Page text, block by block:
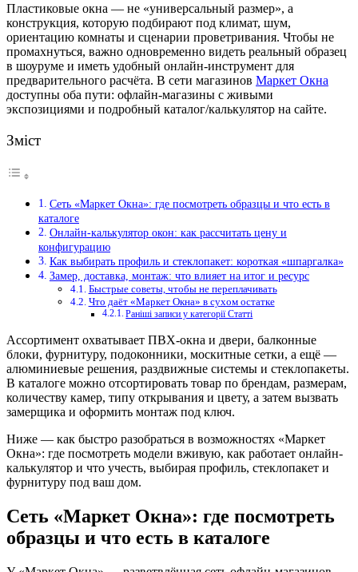
Пластиковые окна — не «универсальный размер», а
конструкция, которую подбирают под климат, шум,
ориентацию комнаты и сценарии проветривания. Чтобы не
промахнуться, важно одновременно видеть реальный образец
в шоуруме и иметь удобный онлайн-инструмент для
предварительного расчёта. В сети магазинов Маркет Окна
доступны оба пути: офлайн-магазины с живыми
экспозициями и подробный каталог/калькулятор на сайте.
Зміст
Сеть «Маркет Окна»: где посмотреть образцы и что есть в
каталоге
Онлайн-калькулятор окон: как рассчитать цену и
конфигурацию
Как выбирать профиль и стеклопакет: короткая «шпаргалка»
Замер, доставка, монтаж: что влияет на итог и ресурс
Быстрые советы, чтобы не переплачивать
Что даёт «Маркет Окна» в сухом остатке
Раніші записи у категорії Статті
Ассортимент охватывает ПВХ-окна и двери, балконные
блоки, фурнитуру, подоконники, москитные сетки, а ещё —
алюминиевые решения, раздвижные системы и стеклопакеты.
В каталоге можно отсортировать товар по брендам, размерам,
количеству камер, типу открывания и цвету, а затем вызвать
замерщика и оформить монтаж под ключ.
Ниже — как быстро разобраться в возможностях «Маркет
Окна»: где посмотреть модели вживую, как работает онлайн-
калькулятор и что учесть, выбирая профиль, стеклопакет и
фурнитуру под ваш дом.
Сеть «Маркет Окна»: где посмотреть
образцы и что есть в каталоге